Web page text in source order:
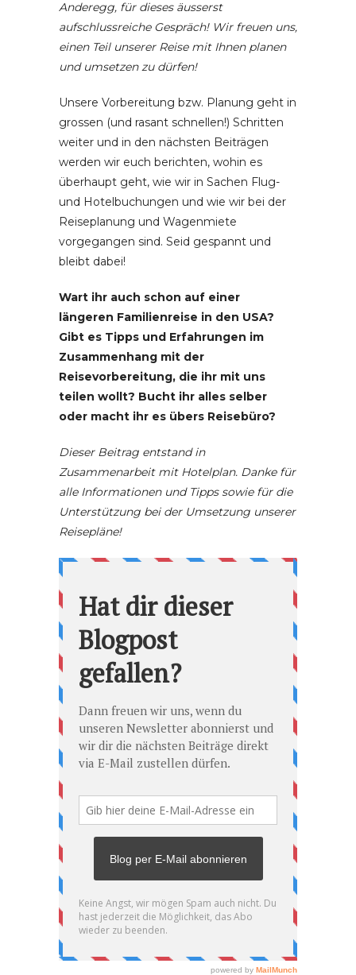
Anderegg, für dieses äusserst
aufschlussreiche Gespräch! Wir freuen uns,
einen Teil unserer Reise mit Ihnen planen
und umsetzen zu dürfen!
Unsere Vorbereitung bzw. Planung geht in
grossen (und rasant schnellen!) Schritten
weiter und in den nächsten Beiträgen
werden wir euch berichten, wohin es
überhaupt geht, wie wir in Sachen Flug-
und Hotelbuchungen und wie wir bei der
Reiseplanung und Wagenmiete
vorgegangen sind. Seid gespannt und
bleibt dabei!
Wart ihr auch schon auf einer
längeren Familienreise in den USA?
Gibt es Tipps und Erfahrungen im
Zusammenhang mit der
Reisevorbereitung, die ihr mit uns
teilen wollt? Bucht ihr alles selber
oder macht ihr es übers Reisebüro?
Dieser Beitrag entstand in
Zusammenarbeit mit Hotelplan. Danke für
alle Informationen und Tipps sowie für die
Unterstützung bei der Umsetzung unserer
Reisepläne!